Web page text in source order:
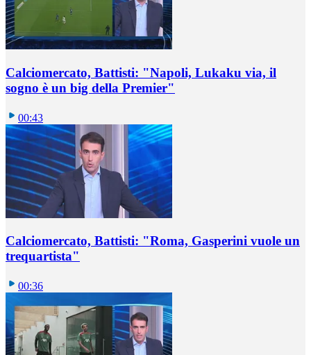
Calciomercato, Battisti: "Napoli, Lukaku via, il
sogno è un big della Premier"
00:43
Calciomercato, Battisti: "Roma, Gasperini vuole un
trequartista"
00:36